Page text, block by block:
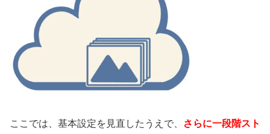
ここでは、基本設定を見直したうえで、
さらに一段階スト